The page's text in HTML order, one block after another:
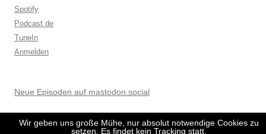
Spotify
Podcast.de
TuneIn
Anmelden
Neue Episoden auf mastodon.social
Wir geben uns große Mühe, nur absolut notwendige Cookies zu
setzen. Es findet kein Tracking statt.